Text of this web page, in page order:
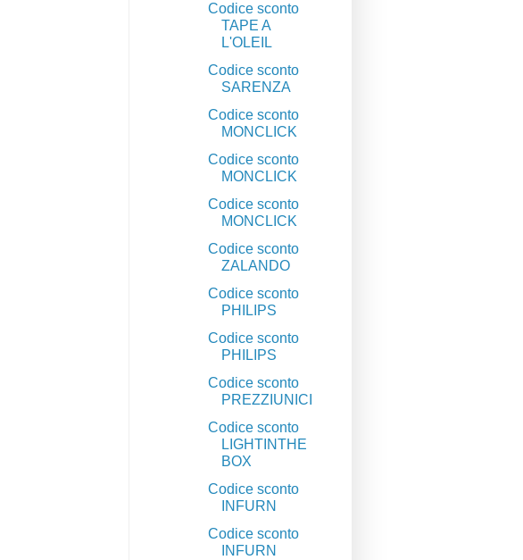
Codice sconto
TAPE A
L'OLEIL
Codice sconto
SARENZA
Codice sconto
MONCLICK
Codice sconto
MONCLICK
Codice sconto
MONCLICK
Codice sconto
ZALANDO
Codice sconto
PHILIPS
Codice sconto
PHILIPS
Codice sconto
PREZZIUNICI
Codice sconto
LIGHTINTHE
BOX
Codice sconto
INFURN
Codice sconto
INFURN